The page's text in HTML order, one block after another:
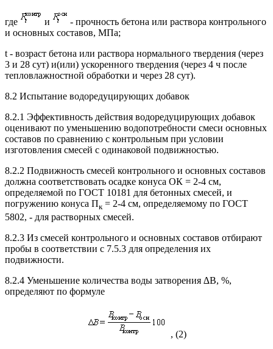
где и
- прочность бетона или раствора контрольного
и основных составов, МПа;
t - возраст бетона или раствора нормального твердения (через
3 и 28 сут) и(или) ускоренного твердения (через 4 ч после
тепловлажностной обработки и через 28 сут).
8.2 Испытание водоредуцирующих добавок
8.2.1 Эффективность действия водоредуцирующих добавок
оценивают по уменьшению водопотребности смеси основных
составов по сравнению с контрольным при условии
изготовления смесей с одинаковой подвижностью.
8.2.2 Подвижность смесей контрольного и основных составов
должна соответствовать осадке конуса ОК = 2-4 см,
определяемой по ГОСТ 10181 для бетонных смесей, и
погружению конуса Пк = 2-4 см, определяемому по ГОСТ
5802, - для растворных смесей.
8.2.3 Из смесей контрольного и основных составов отбирают
пробы в соответствии с 7.5.3 для определения их
подвижности.
8.2.4 Уменьшение количества воды затворения ∆B, %,
определяют по формуле
, (2)